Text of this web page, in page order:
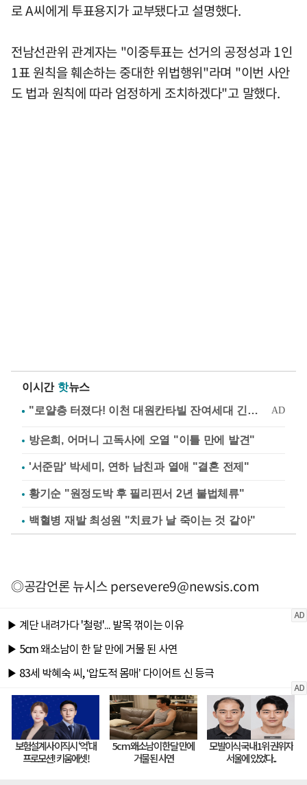
로 A씨에게 투표용지가 교부됐다고 설명했다.
전남선관위 관계자는 "이중투표는 선거의 공정성과 1인
1표 원칙을 훼손하는 중대한 위법행위"라며 "이번 사안
도 법과 원칙에 따라 엄정하게 조치하겠다"고 말했다.
이시간 핫뉴스
방은희, 어머니 고독사에 오열 "이틀 만에 발견"
'서준맘' 박세미, 연하 남친과 열애 "결혼 전제"
황기순 "원정도박 후 필리핀서 2년 불법체류"
백혈병 재발 최성원 "치료가 날 죽이는 것 같아"
◎공감언론 뉴시스persevere9@newsis.com